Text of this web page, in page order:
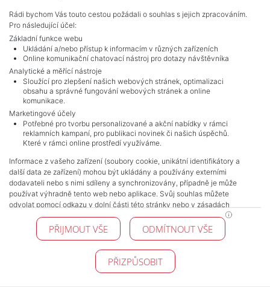
NAVIGACE
Obchodní podmínky
Ochrana osobních údajů
Realitní kanceláře
Kontakt
Zpracování cookies
KONTAKT
Pražské reality
140 00 Praha 4
Rádi bychom Vás touto cestou požádali o souhlas s jejich zpracováním.
Pro následující účel:
Základní funkce webu
Ukládání a/nebo přístup k informacím v různých zařízeních
Online komunikační chatovací nástroj pro dotazy návštěvníka
Analytické a měřící nástroje
Sloužící pro zlepšení našich webových stránek, optimalizaci
obsahu a správné fungování webových stránek a online
komunikace.
Marketingové účely
Potřebné pro tvorbu personalizované a akční nabídky v rámci
reklamních kampaní, pro publikaci novinek či našich úspěchů.
Které v rámci online prostředí využíváme.
Informace z vašeho zařízení (soubory cookie, unikátní identifikátory a
další data ze zařízení) mohou být ukládány a používány externími
dodavateli nebo s nimi sdíleny a synchronizovány, případně je může
používat výhradně tento web nebo aplikace. Svůj souhlas můžete
odvolat pomocí odkazu v dolní části této stránky nebo v zásadách
zpracování cookies.
PŘIJMOUT VŠE ODMÍTNOUT VŠE
PŘIZPŮSOBIT